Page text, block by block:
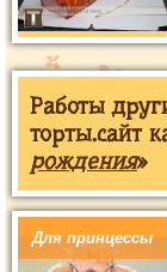
Работы
торты.сайт
рождения»
Для принцессы